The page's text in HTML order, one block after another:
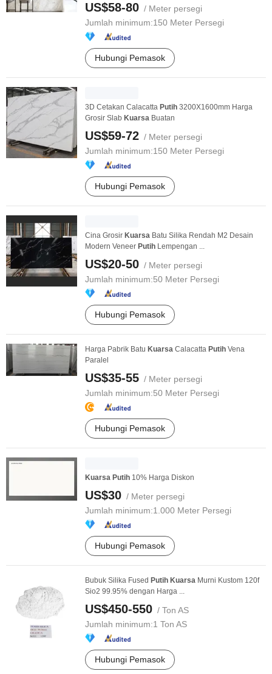
US$58-80 / Meter persegi
Jumlah minimum:150 Meter Persegi
Hubungi Pemasok
3D Cetakan Calacatta Putih 3200X1600mm Harga
Grosir Slab Kuarsa Buatan
US$59-72 / Meter persegi
Jumlah minimum:150 Meter Persegi
Hubungi Pemasok
Cina Grosir Kuarsa Batu Silika Rendah M2 Desain
Modern Veneer Putih Lempengan ...
US$20-50 / Meter persegi
Jumlah minimum:50 Meter Persegi
Hubungi Pemasok
Harga Pabrik Batu Kuarsa Calacatta Putih Vena
Paralel
US$35-55 / Meter persegi
Jumlah minimum:50 Meter Persegi
Hubungi Pemasok
Kuarsa Putih 10% Harga Diskon
US$30 / Meter persegi
Jumlah minimum:1.000 Meter Persegi
Hubungi Pemasok
Bubuk Silika Fused Putih Kuarsa Murni Kustom 120f
Sio2 99.95% dengan Harga ...
US$450-550 / Ton AS
Jumlah minimum:1 Ton AS
Hubungi Pemasok